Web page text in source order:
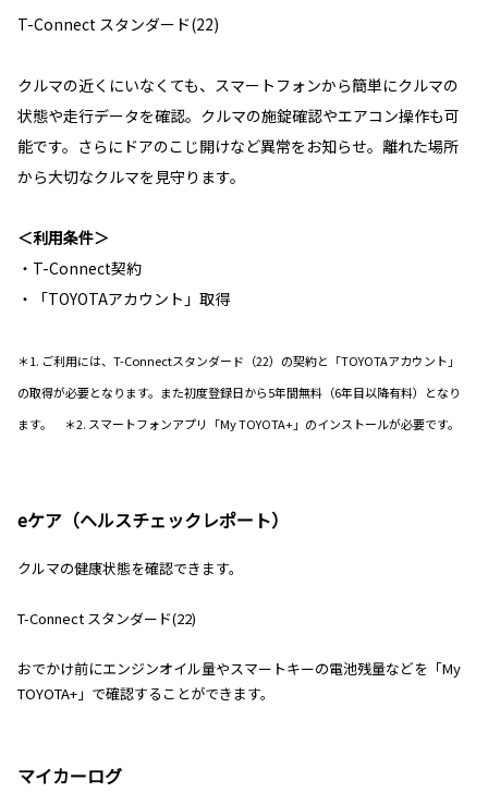
T-Connect スタンダード(22)
クルマの近くにいなくても、スマートフォンから簡単にクルマの
状態や走行データを確認。クルマの施錠確認やエアコン操作も可
能です。さらにドアのこじ開けなど異常をお知らせ。離れた場所
から大切なクルマを見守ります。
＜利用条件＞
・T-Connect契約
・「TOYOTAアカウント」取得
＊1. ご利用には、T-Connectスタンダード（22）の契約と「TOYOTAアカウント」
の取得が必要となります。また初度登録日から5年間無料（6年目以降有料）となり
ます。 ＊2. スマートフォンアプリ「My TOYOTA+」のインストールが必要です。
eケア（ヘルスチェックレポート）
クルマの健康状態を確認できます。
T-Connect スタンダード(22)
おでかけ前にエンジンオイル量やスマートキーの電池残量などを「My
TOYOTA+」で確認することができます。
マイカーログ